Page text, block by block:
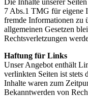
7 Abs.1 TMG für eigene
fremde Informationen zu
allgemeinen Gesetzen
Rechtsverletzungen
Haftung für Links
Unser Angebot enthält
verlinkten Seiten ist
Inhalte waren zum
Bekanntwerden von